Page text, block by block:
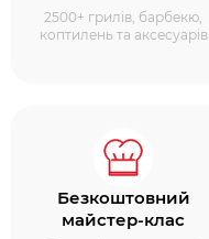
2500+ грилів, барбекю,
коптилень та аксесуарів
Безкоштовний
майстер-клас